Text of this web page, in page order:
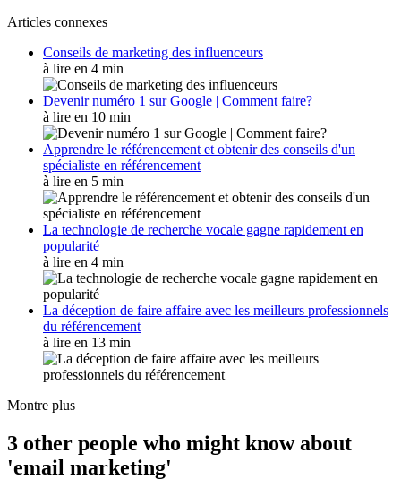
Articles connexes
Conseils de marketing des influenceurs
à lire en 4 min
Devenir numéro 1 sur Google | Comment faire?
à lire en 10 min
Apprendre le référencement et obtenir des conseils d'un
spécialiste en référencement
à lire en 5 min
La technologie de recherche vocale gagne rapidement en
popularité
à lire en 4 min
La déception de faire affaire avec les meilleurs professionnels
du référencement
à lire en 13 min
Montre plus
3 other people who might know about
'email marketing'